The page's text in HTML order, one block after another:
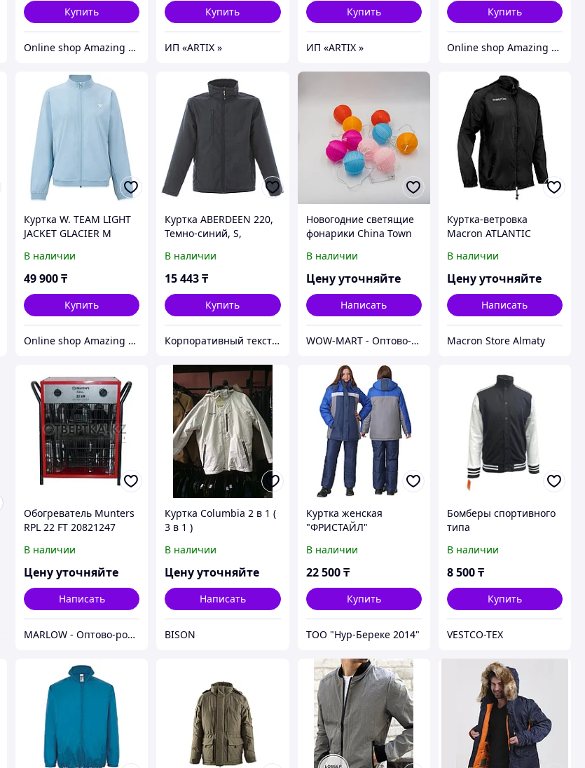
Купить
Online shop Amazing Store
Купить
ИП «ARTIX »
Купить
ИП «ARTIX »
Купить
Online shop Amazing Store
Куртка W. TEAM LIGHT
JACKET GLACIER M
В наличии
49 900₸
Купить
Online shop Amazing Store
Куртка ABERDEEN 220,
Темно-синий, S,
В наличии
15 443₸
Купить
Корпоративный текстиль, бизнес-подарки и сувениры | Брендирование | Шелкография
Новогодние светящие
фонарики China Town
В наличии
Цену уточняйте
Написать
WOW-MART - Оптово-розничный Склад - товары на заказ до двери
Куртка-ветровка
Macron ATLANTIC
В наличии
Цену уточняйте
Написать
Macron Store Almaty
Обогреватель Munters
RPL 22 FT 20821247
В наличии
Цену уточняйте
Написать
MARLOW - Оптово-розничный склад.
Куртка Columbia 2 в 1 (
3 в 1 )
В наличии
Цену уточняйте
Написать
BISON
Куртка женская
"ФРИСТАЙЛ"
В наличии
22 500 ₸
Купить
ТОО "Нур-Береке 2014"
Бомберы спортивного
типа
В наличии
8 500₸
Купить
VESTCO-TEX